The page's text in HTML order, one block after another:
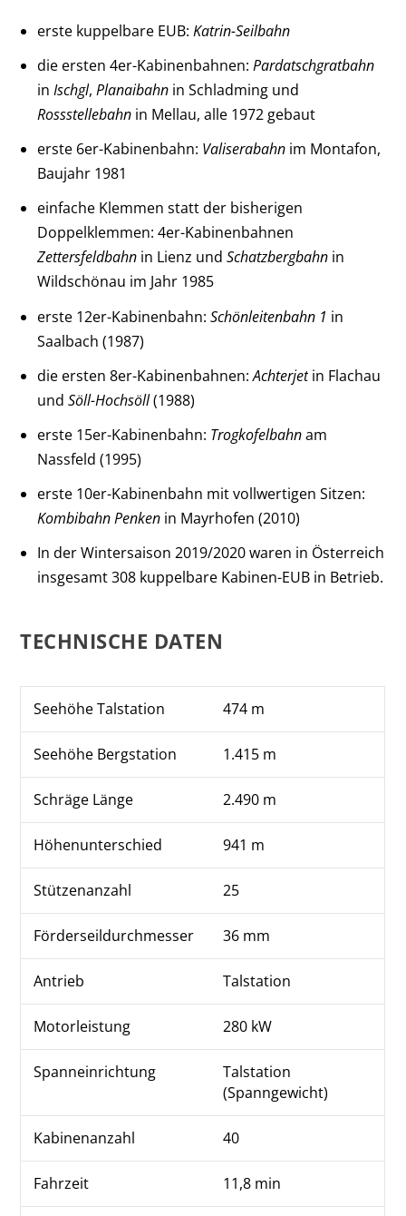
erste kuppelbare EUB: Katrin-Seilbahn
die ersten 4er-Kabinenbahnen: Pardatschgratbahn
in Ischgl, Planaibahnin Schladming und
Rossstellebahnin Mellau, alle 1972 gebaut
erste 6er-Kabinenbahn: Valiserabahnim Montafon,
Baujahr 1981
einfache Klemmen statt der bisherigen
Doppelklemmen: 4er-Kabinenbahnen
Zettersfeldbahnin Lienz und Schatzbergbahnin
Wildschönau im Jahr 1985
erste 12er-Kabinenbahn: Schönleitenbahn 1 in
Saalbach (1987)
die ersten 8er-Kabinenbahnen:Achterjetin Flachau
und Söll-Hochsöll(1988)
erste 15er-Kabinenbahn: Trogkofelbahnam
Nassfeld (1995)
erste 10er-Kabinenbahn mit vollwertigen Sitzen:
Kombibahn Penkenin Mayrhofen (2010)
In der Wintersaison 2019/2020 waren in Österreich
insgesamt 308 kuppelbare Kabinen-EUB in Betrieb.
TECHNISCHE DATEN
Seehöhe Talstation 474 m
Seehöhe Bergstation 1.415 m
Schräge Länge 2.490 m
Höhenunterschied 941 m
Stützenanzahl 25
Förderseildurchmesser 36 mm
Antrieb Talstation
Motorleistung 280 kW
Spanneinrichtung
Talstation
(Spanngewicht)
Kabinenanzahl 40
Fahrzeit 11,8 min